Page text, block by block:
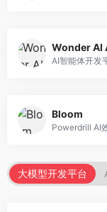
Bloom
大模型开发平台